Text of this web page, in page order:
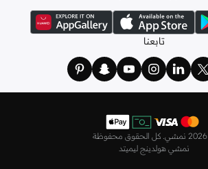
تابعنا
2026 نمشي. كل الحقوق محفوظة
نمشي هولدينج ليميتد